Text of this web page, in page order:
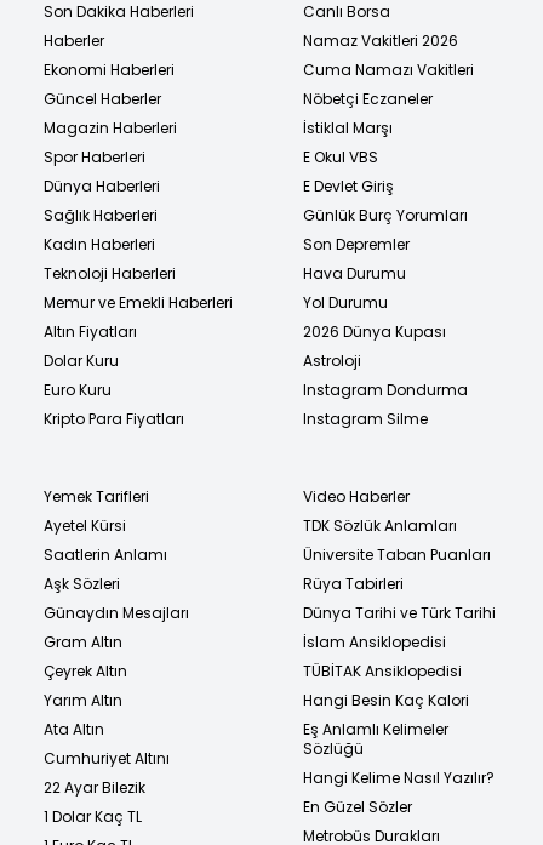
Son Dakika Haberleri
Haberler
Ekonomi Haberleri
Güncel Haberler
Magazin Haberleri
Spor Haberleri
Dünya Haberleri
Sağlık Haberleri
Kadın Haberleri
Teknoloji Haberleri
Memur ve Emekli Haberleri
Altın Fiyatları
Dolar Kuru
Euro Kuru
Kripto Para Fiyatları
Canlı Borsa
Namaz Vakitleri 2026
Cuma Namazı Vakitleri
Nöbetçi Eczaneler
İstiklal Marşı
E Okul VBS
E Devlet Giriş
Günlük Burç Yorumları
Son Depremler
Hava Durumu
Yol Durumu
2026 Dünya Kupası
Astroloji
Instagram Dondurma
Instagram Silme
Yemek Tarifleri
Ayetel Kürsi
Saatlerin Anlamı
Aşk Sözleri
Günaydın Mesajları
Gram Altın
Çeyrek Altın
Yarım Altın
Ata Altın
Cumhuriyet Altını
22 Ayar Bilezik
1 Dolar Kaç TL
Video Haberler
TDK Sözlük Anlamları
Üniversite Taban Puanları
Rüya Tabirleri
Dünya Tarihi ve Türk Tarihi
İslam Ansiklopedisi
TÜBİTAK Ansiklopedisi
Hangi Besin Kaç Kalori
Eş Anlamlı Kelimeler
Sözlüğü
Hangi Kelime Nasıl Yazılır?
En Güzel Sözler
Metrobüs Durakları